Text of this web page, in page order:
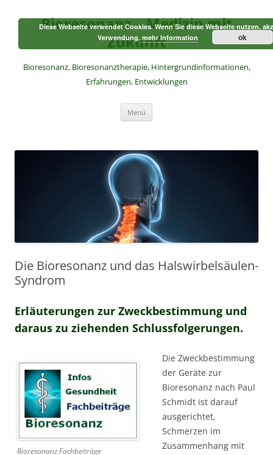
springenBioresonanz – Medizin mit
Zukunft
Bioresonanz, Bioresonanztherapie, Hintergrundinformationen,
Erfahrungen, Entwicklungen
Menü
Die Bioresonanz und das Halswirbelsäulen-
Syndrom
Erläuterungen zur Zweckbestimmung und
daraus zu ziehenden Schlussfolgerungen.
Bioresonanz Fachbeiträge
Die Zweckbestimmung
der Geräte zur
Bioresonanz nach Paul
Schmidt ist darauf
ausgerichtet,
Schmerzen im
Zusammenhang mit
Diese Webseite verwendet Cookies. Wenn Sie diese Webseite nutzen,
Verwendung.mehr Information ok